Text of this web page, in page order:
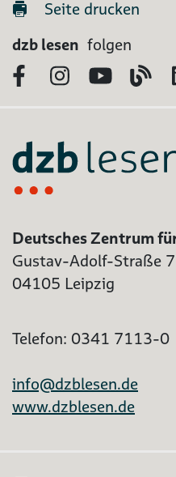
Seite drucken
dzb lesen folgen
FacebookInstagram
YouTube
Deutsches Zentrum
Gustav-Adolf-Straße 7
04105 Leipzig
Telefon: 0341 7113-0
info@dzblesen.de
www.dzblesen.de